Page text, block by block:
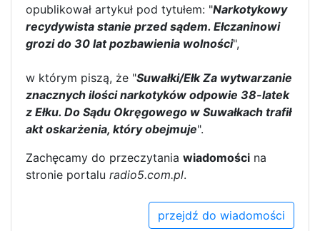
opublikował artykuł pod tytułem: "Narkotykowy
recydywista stanie przed sądem. Ełczaninowi
grozi do 30 lat pozbawienia wolności",
w którym piszą, że "Suwałki/Ełk Za wytwarzanie
znacznych ilości narkotyków odpowie 38-latek
z Ełku. Do Sądu Okręgowego w Suwałkach trafił
akt oskarżenia, który obejmuje".
Zachęcamy do przeczytania wiadomości na
stronie portalu radio5.com.pl.
przejdź do wiadomości